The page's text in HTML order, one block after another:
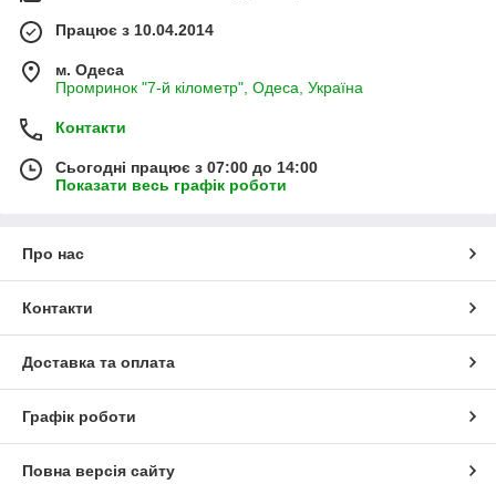
Працює з 10.04.2014
м. Одеса
Промринок "7-й кілометр", Одеса, Україна
Контакти
Сьогодні працює з 07:00 до 14:00
Показати весь графік роботи
Про нас
Контакти
Доставка та оплата
Графік роботи
Повна версія сайту